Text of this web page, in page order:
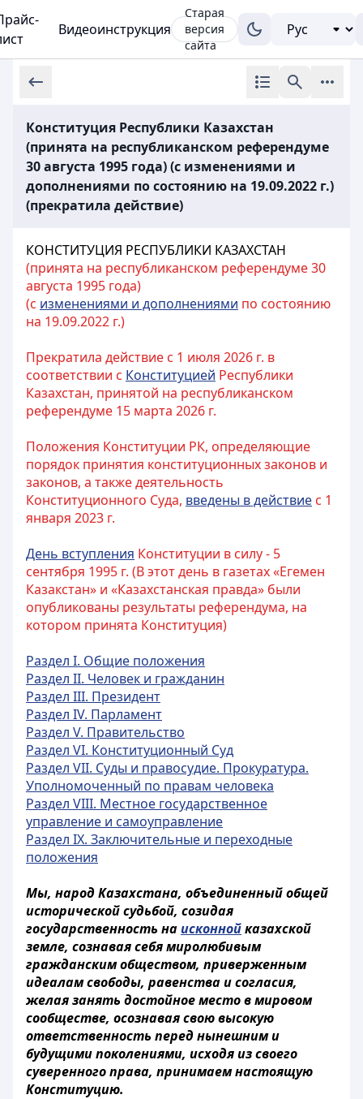
Видеоинструкция
Старая
версия
сайта
Конституция Республики Казахстан
(принята на республиканском референдуме
30 августа 1995 года) (с изменениями и
дополнениями по состоянию на 19.09.2022 г.)
(прекратила действие)
КОНСТИТУЦИЯ РЕСПУБЛИКИ КАЗАХСТАН
(принята на республиканском референдуме 30
августа 1995 года)
(с изменениями и дополнениями по состоянию
на 19.09.2022 г.)
Прекратила действие с 1 июля 2026 г. в
соответствии с Конституцией Республики
Казахстан, принятой на республиканском
референдуме 15 марта 2026 г.
Положения Конституции РК, определяющие
порядок принятия конституционных законов и
законов, а также деятельность
Конституционного Суда, введены в действие с 1
января 2023 г.
День вступления Конституции в силу - 5
сентября 1995 г. (В этот день в газетах «Егемен
Казакстан» и «Казахстанская правда» были
опубликованы результаты референдума, на
котором принята Конституция)
Раздел I. Общие положения
Раздел II. Человек и гражданин
Раздел III. Президент
Раздел IV. Парламент
Раздел V. Правительство
Раздел VI. Конституционный Суд
Раздел VII. Суды и правосудие. Прокуратура.
Уполномоченный по правам человека
Раздел VIII. Местное государственное
управление и самоуправление
Раздел IX. Заключительные и переходные
положения
Мы, народ Казахстана, объединенный общей
исторической судьбой, созидая
государственность наисконнойказахской
земле, сознавая себя миролюбивым
гражданским обществом, приверженным
идеалам свободы, равенства и согласия,
желая занять достойное место в мировом
сообществе, осознавая свою высокую
ответственность перед нынешним и
будущими поколениями, исходя из своего
суверенного права, принимаем настоящую
Конституцию.